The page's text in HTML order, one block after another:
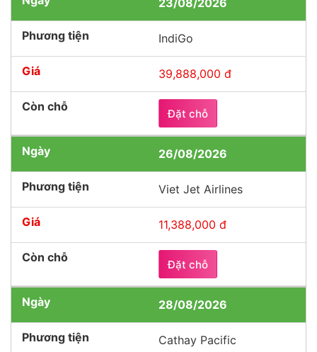
23/08/2026
IndiGo
39,888,000 đ
Đặt chỗ
26/08/2026
Viet Jet Airlines
11,388,000 đ
Đặt chỗ
28/08/2026
Cathay Pacific